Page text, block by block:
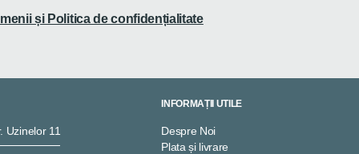
și Politica de confidențialitate
Uzinelor 11
INFORMAȚII UTILE
Despre Noi
Plata și livrare